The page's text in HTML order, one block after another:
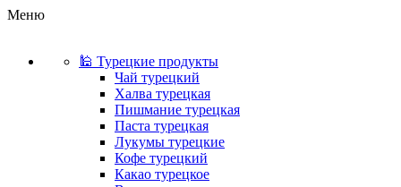
Меню
🕌 Турецкие продукты
Чай турецкий
Халва турецкая
Пишмание турецкая
Паста турецкая
Лукумы турецкие
Кофе турецкий
Какао турецкое